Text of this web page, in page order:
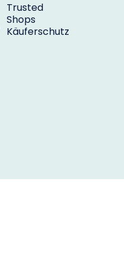
Trusted
Shops
Käuferschutz